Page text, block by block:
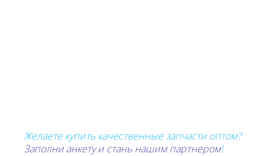
Желаете купить качественные запчасти оптом?
Заполни анкету и стань нашим партнером!